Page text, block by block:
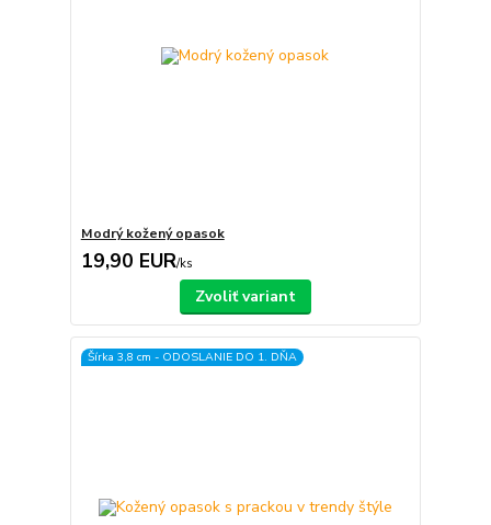
Modrý kožený opasok
19,90 EUR/ks
Zvoliť variant
Šírka 3,8 cm - ODOSLANIE DO 1. DŇA